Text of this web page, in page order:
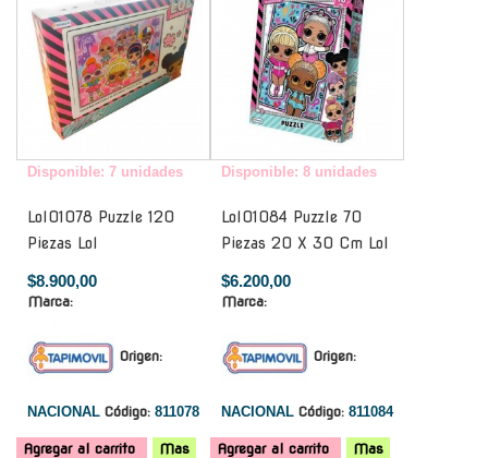
Disponible: 7 unidades
Lol01078 Puzzle 120
Piezas Lol
$8.900,00
Marca:
Origen:
NACIONAL Código: 811078
Agregar al carrito Mas
Disponible: 8 unidades
Lol01084 Puzzle 70
Piezas 20 X 30 Cm Lol
$6.200,00
Marca:
Origen:
NACIONAL Código: 811084
Agregar al carrito Mas